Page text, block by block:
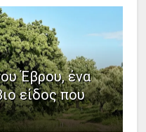
Έβρου, ένα
είδος που